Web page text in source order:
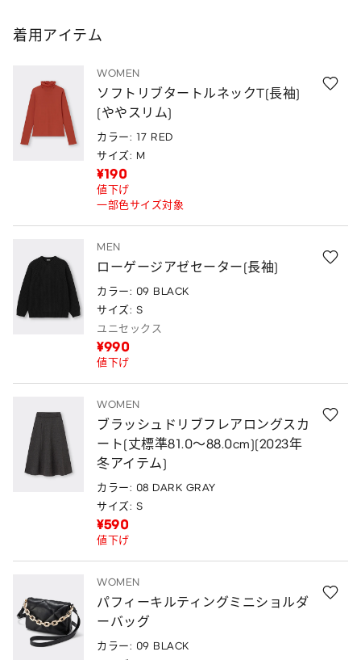
着用アイテム
WOMEN
ソフトリブタートルネックT(長袖)
(ややスリム)
カラー: 17 RED
サイズ: M
¥190
値下げ
一部色サイズ対象
MEN
ローゲージアゼセーター(長袖)
カラー: 09 BLACK
サイズ: S
ユニセックス
¥990
値下げ
WOMEN
ブラッシュドリブフレアロングスカ
ート(丈標準81.0～88.0cm)(2023年
冬アイテム)
カラー: 08 DARK GRAY
サイズ: S
¥590
値下げ
WOMEN
パフィーキルティングミニショルダ
ーバッグ
カラー: 09 BLACK